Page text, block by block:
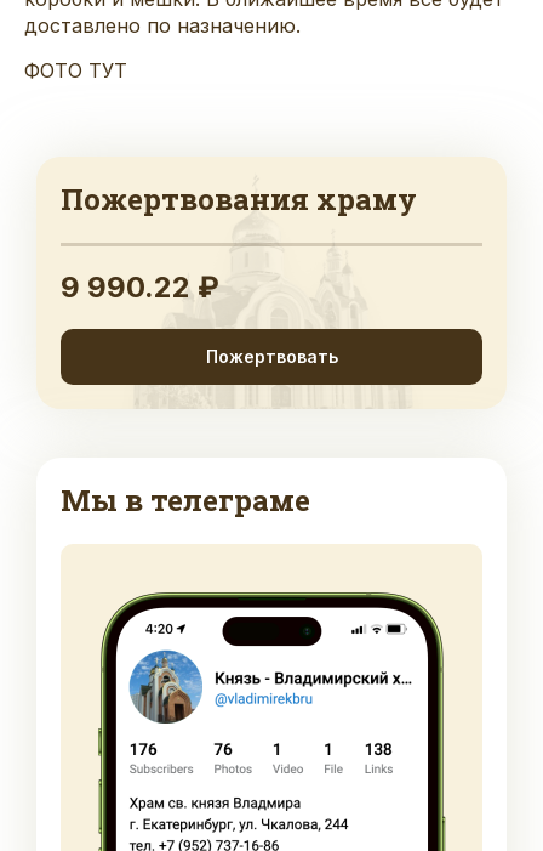
доставлено по назначению.
ФОТО ТУТ
Пожертвования храму
9 990.22 ₽
Пожертвовать
Мы в телеграме